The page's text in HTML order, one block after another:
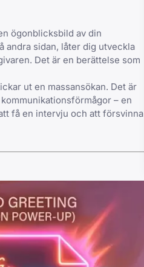
ögonblicksbild av din
andra sidan, låter dig utveckla
Det är en berättelse som
ut en massansökan. Det är
– en
få en intervju och att försvinna